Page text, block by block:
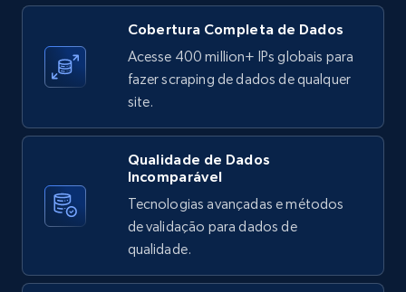
X (formerly Twitter) - Posts
ID, User posted, Name, Description, Date
posted, Photos, URL, Quoted post, and more.
X (formerly Twitter) - Posts - Collecting
Twitter posts URLs
ID, User posted, Name, Description, Date
posted, Photos, URL, Quoted post, and more.
Cobertura Completa de Dados
Acesse 400 million+ IPs globais para
fazer scraping de dados de qualquer
site.
Qualidade de Dados
Incomparável
Tecnologias avançadas e métodos
de validação para dados de
qualidade.